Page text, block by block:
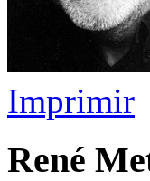
Imprimir
René